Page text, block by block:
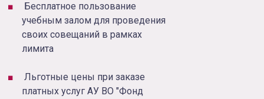
Бесплатное пользование
учебным залом для проведения
своих совещаний в рамках
лимита
Льготные цены при заказе
платных услуг АУ ВО "Фонд